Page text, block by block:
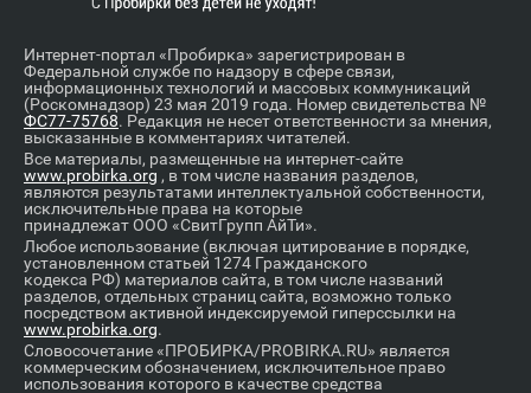
Интернет-портал «Пробирка» зарегистрирован в
Федеральной службе по надзору в сфере связи,
информационных технологий и массовых коммуникаций
(Роскомнадзор) 23 мая 2019 года. Номер свидетельства №
ФС77-75768. Редакция не несет ответственности за мнения,
высказанные в комментариях читателей.
Все материалы, размещенные на интернет-сайте
www.probirka.org , в том числе названия разделов,
являются результатами интеллектуальной собственности,
исключительные права на которые
принадлежат ООО «СвитГрупп АйТи».
Любое использование (включая цитирование в порядке,
установленном статьей 1274 Гражданского
кодекса РФ) материалов сайта, в том числе названий
разделов, отдельных страниц сайта, возможно только
посредством активной индексируемой гиперссылки на
www.probirka.org.
Словосочетание «ПРОБИРКА/PROBIRKA.RU» является
коммерческим обозначением, исключительное право
использования которого в качестве средства